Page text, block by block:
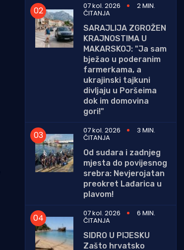
07 kol. 2026
2 MIN.
ČITANJA
SARAJLIJA ZGROŽEN
KRAJNOSTIMA U
MAKARSKOJ: "Ja sam
bježao u poderanim
farmerkama, a
ukrajinski tajkuni
divljaju u Poršeima
dok im domovina
gori!"
07 kol. 2026
3 MIN.
ČITANJA
Od sudara i zadnjeg
mjesta do povijesnog
srebra: Nevjerojatan
preokret Lađarica u
plavom!
07 kol. 2026
6 MIN.
ČITANJA
SIDRO U PIJESKU
Zašto hrvatsko